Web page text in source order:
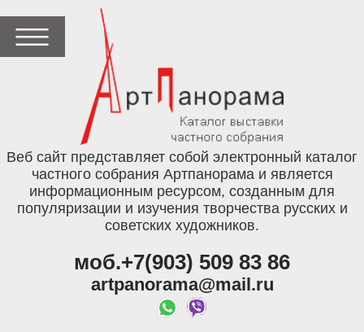
Веб сайт представляет собой электронный каталог
частного собрания Артпанорама и является
информационным ресурсом, созданным для
популяризации и изучения творчества русских и
советских художников.
моб.+7(903) 509 83 86
artpanorama@mail.ru